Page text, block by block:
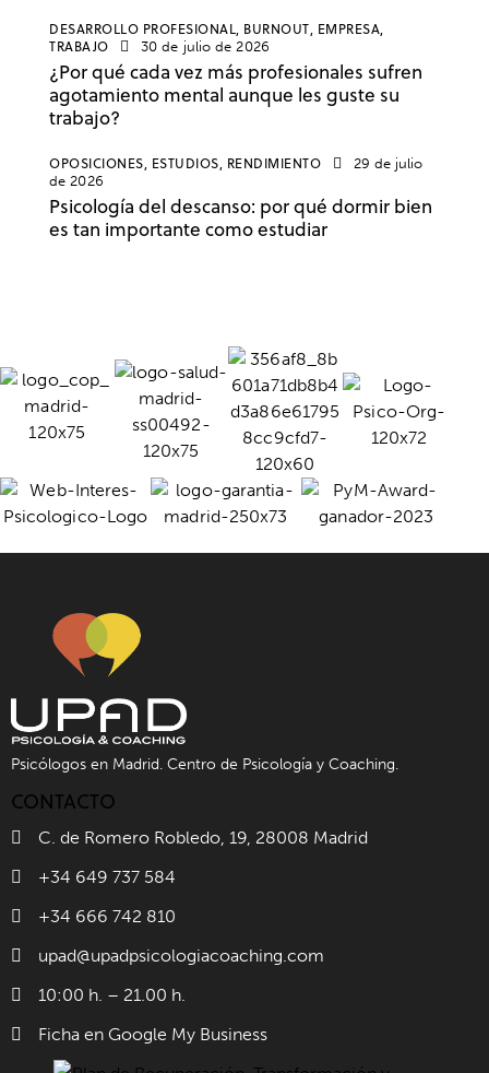
DESARROLLO PROFESIONAL, BURNOUT, EMPRESA,
TRABAJO
30 de julio de 2026
¿Por qué cada vez más profesionales sufren
agotamiento mental aunque les guste su
trabajo?
OPOSICIONES, ESTUDIOS, RENDIMIENTO
29 de julio
de 2026
Psicología del descanso: por qué dormir bien
es tan importante como estudiar
Psicólogos en Madrid. Centro de Psicología y Coaching.
CONTACTO
C. de Romero Robledo, 19, 28008 Madrid
+34 649 737 584
+34 666 742 810
upad@upadpsicologiacoaching.com
10:00 h. – 21.00 h.
Ficha en Google My Business